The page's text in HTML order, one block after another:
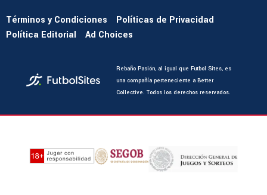
Términos y Condiciones
Políticas de Privacidad
Política Editorial
Ad Choices
Rebaño Pasión, al igual que Futbol Sites, es
una compañía perteneciente a Better
Collective. Todos los derechos reservados.